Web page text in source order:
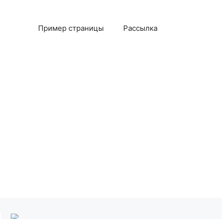
Пример страницы Рассылка